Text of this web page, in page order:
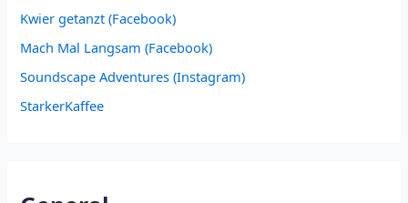
Kwier getanzt (Facebook)
Mach Mal Langsam (Facebook)
Soundscape Adventures (Instagram)
StarkerKaffee